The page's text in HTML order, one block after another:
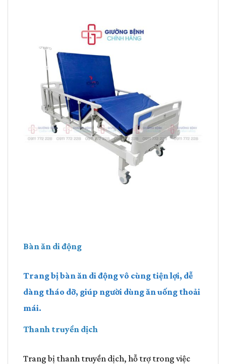
Bàn ăn di động
Trang bị bàn ăn di động vô cùng tiện lợi, dễ
dàng tháo dỡ, giúp người dùng ăn uống thoải
mái.
Thanh truyền dịch
Trang bị thanh truyền dịch, hỗ trợ trong việc